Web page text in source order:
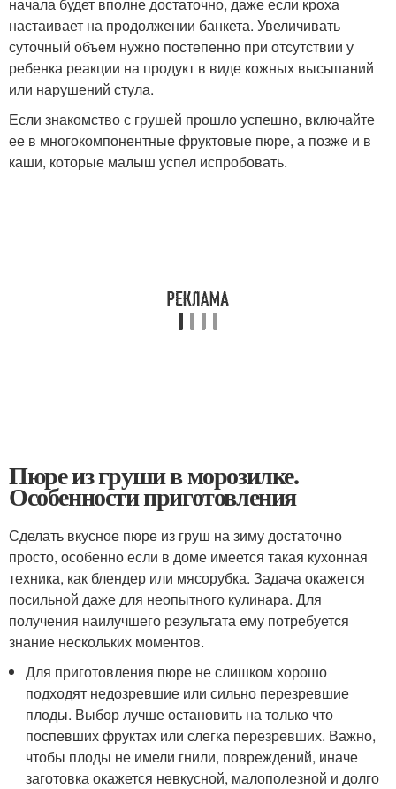
настаивает на продолжении банкета. Увеличивать
суточный объем нужно постепенно при отсутствии у
ребенка реакции на продукт в виде кожных высыпаний
или нарушений стула.
Если знакомство с грушей прошло успешно, включайте
ее в многокомпонентные фруктовые пюре, а позже и в
каши, которые малыш успел испробовать.
Пюре из груши в морозилке.
Особенности приготовления
Сделать вкусное пюре из груш на зиму достаточно
просто, особенно если в доме имеется такая кухонная
техника, как блендер или мясорубка. Задача окажется
посильной даже для неопытного кулинара. Для
получения наилучшего результата ему потребуется
знание нескольких моментов.
Для приготовления пюре не слишком хорошо
подходят недозревшие или сильно перезревшие
плоды. Выбор лучше остановить на только что
поспевших фруктах или слегка перезревших. Важно,
чтобы плоды не имели гнили, повреждений, иначе
заготовка окажется невкусной, малополезной и долго